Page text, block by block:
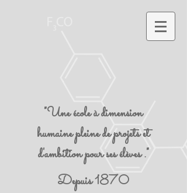
"Une école à dimension
humaine pleine de projets et
d'ambition pour ses élèves ."
Depuis 1870